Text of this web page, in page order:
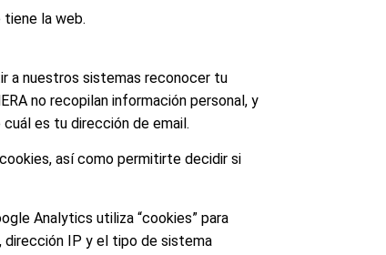
la web.
a nuestros sistemas reconocer tu
no recopilan información personal, y
es tu dirección de email.
así como permitirte decidir si
Analytics utiliza “cookies” para
dirección IP y el tipo de sistema